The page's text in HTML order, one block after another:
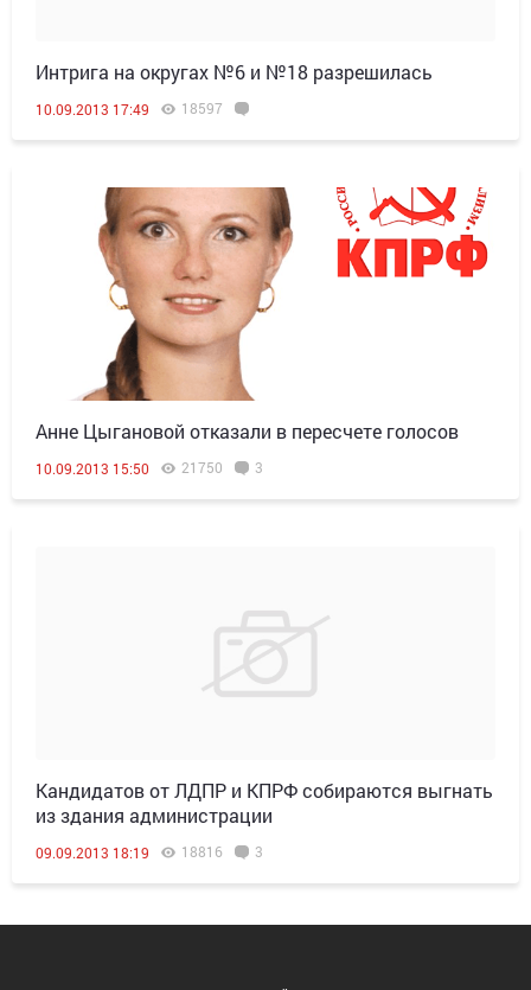
Интрига на округах №6 и №18 разрешилась
10.09.2013 17:49 18597
Анне Цыгановой отказали в пересчете голосов
10.09.2013 15:50 21750 3
Кандидатов от ЛДПР и КПРФ собираются выгнать
из здания администрации
09.09.2013 18:19 18816 3